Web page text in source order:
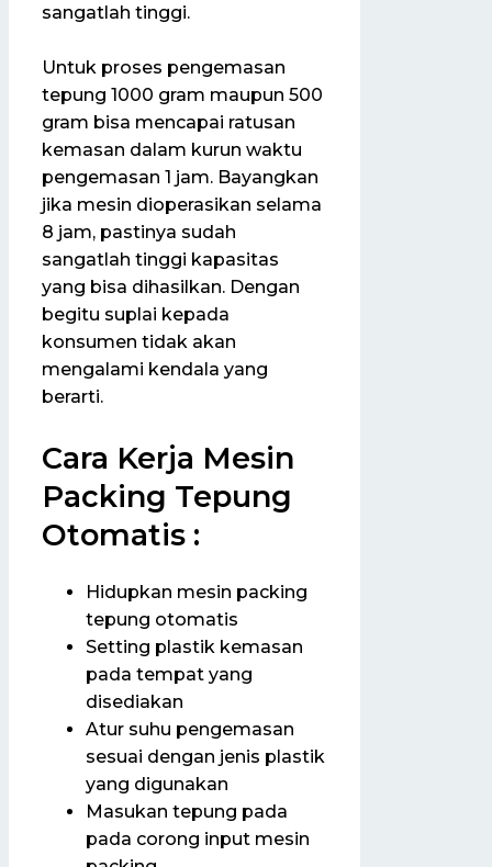
sangatlah tinggi.
Untuk proses pengemasan
tepung 1000 gram maupun 500
gram bisa mencapai ratusan
kemasan dalam kurun waktu
pengemasan 1 jam. Bayangkan
jika mesin dioperasikan selama
8 jam, pastinya sudah
sangatlah tinggi kapasitas
yang bisa dihasilkan. Dengan
begitu suplai kepada
konsumen tidak akan
mengalami kendala yang
berarti.
Cara Kerja Mesin
Packing Tepung
Otomatis :
Hidupkan mesin packing
tepung otomatis
Setting plastik kemasan
pada tempat yang
disediakan
Atur suhu pengemasan
sesuai dengan jenis plastik
yang digunakan
Masukan tepung pada
pada corong input mesin